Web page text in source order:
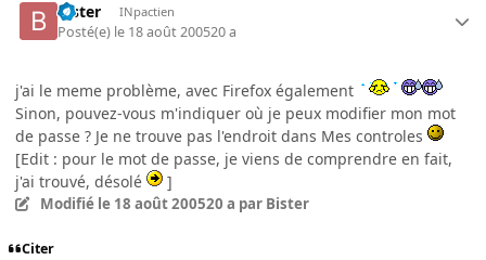
Bister INpactien
Posté(e) le 18 août 200520 a
j'ai le meme problème, avec Firefox également
Sinon, pouvez-vous m'indiquer où je peux modifier mon mot
de passe ? Je ne trouve pas l'endroit dans Mes controles
[Edit : pour le mot de passe, je viens de comprendre en fait,
j'ai trouvé, désolé
]
Modifié le 18 août 200520 a par Bister
Citer